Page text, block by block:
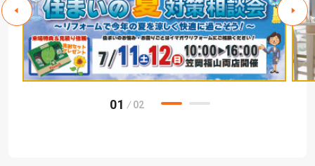
01 02